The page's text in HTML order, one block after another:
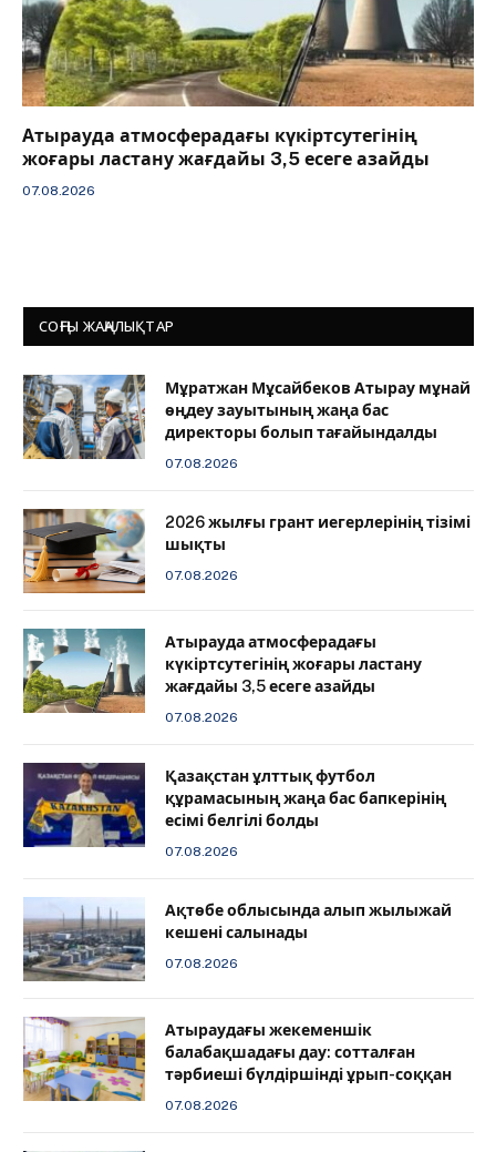
Атырауда атмосферадағы күкіртсутегінің
жоғары ластану жағдайы 3,5 есеге азайды
07.08.2026
СОҢҒЫ ЖАҢАЛЫҚТАР
Мұратжан Мұсайбеков Атырау мұнай
өңдеу зауытының жаңа бас
директоры болып тағайындалды
07.08.2026
2026 жылғы грант иегерлерінің тізімі
шықты
07.08.2026
Атырауда атмосферадағы
күкіртсутегінің жоғары ластану
жағдайы 3,5 есеге азайды
07.08.2026
Қазақстан ұлттық футбол
құрамасының жаңа бас бапкерінің
есімі белгілі болды
07.08.2026
Ақтөбе облысында алып жылыжай
кешені салынады
07.08.2026
Атыраудағы жекеменшік
балабақшадағы дау: сотталған
тәрбиеші бүлдіршінді ұрып-соққан
07.08.2026